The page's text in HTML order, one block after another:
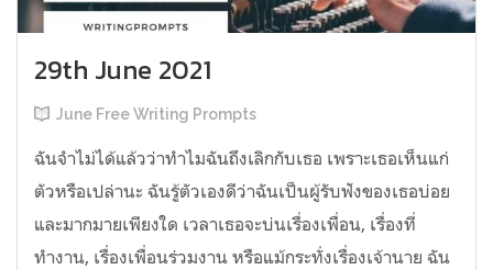
29th June 2021
June Free Writing Prompts
ฉันจำไม่ได้แล้วว่าทำไมฉันถึงเลิกกับเธอ เพราะเธอเห็นแก่
ตัวหรือเปล่านะ ฉันรู้ตัวเองดีว่าฉันเป็นผู้รับฟังของเธอบ่อย
และมากมายเพียงใด เวลาเธอจะบ่นเรื่องเพื่อน, เรื่องที่
ทำงาน, เรื่องเพื่อนร่วมงาน หรือแม้กระทั่งเรื่องเจ้านาย ฉัน